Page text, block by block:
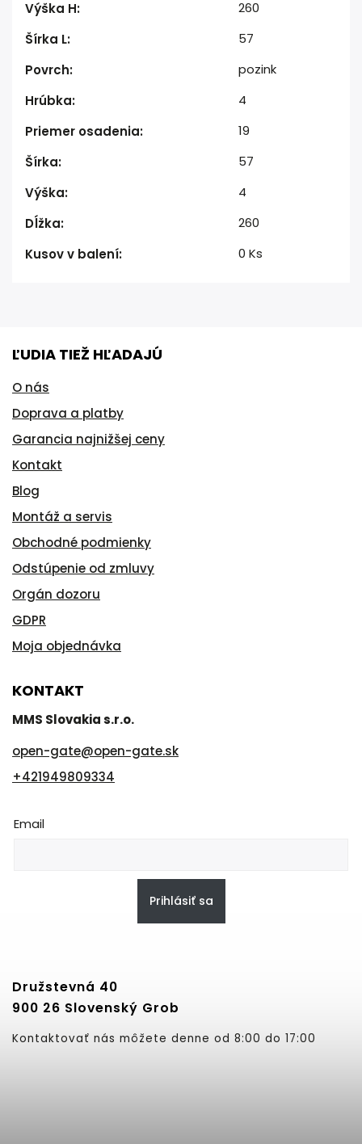
Výška H:
260
Šírka L:
57
Povrch:
pozink
Hrúbka:
4
Priemer osadenia:
19
Šírka:
57
Výška:
4
Dĺžka:
260
Kusov v balení: 0 Ks
ĽUDIA TIEŽ HĽADAJÚ
O nás
Doprava a platby
Garancia najnižšej ceny
Kontakt
Blog
Montáž a servis
Obchodné podmienky
Odstúpenie od zmluvy
Orgán dozoru
GDPR
Moja objednávka
KONTAKT
MMS Slovakia s.r.o.
open-gate@open-gate.sk
+421949809334
Email
Prihlásiť sa
Družstevná 40
900 26 Slovenský Grob
Kontaktovať nás môžete denne od 8:00 do 17:00